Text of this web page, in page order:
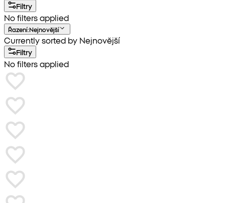
Filtry
No filters applied
Řazení:Nejnovější
Currently sorted by Nejnovější
Filtry
No filters applied